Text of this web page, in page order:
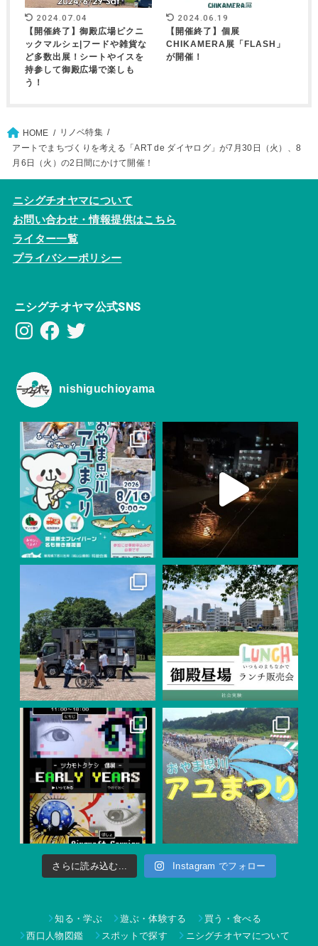
2024.07.04
【開催終了】御殿広場ピクニ
ックマルシェ|フードや雑貨な
ど多数出展！シートやイスを
持参して御殿広場で楽しも
う！
2024.06.19
【開催終了】個展
CHIKAMERA展「FLASH」
が開催！
HOME
リノベ特集
アートでまちづくりを考える「ART de ダイヤログ」が7月30日（火）、8
月6日（火）の2日間にかけて開催！
ニシグチオヤマについて
お問い合わせ・情報提供はこちら
ライター一覧
プライバシーポリシー
ニシグチオヤマ公式SNS
InstagramFacebook
Twitter
nishiguchioyama
さらに読み込む... Instagram でフォロー
知る・学ぶ 遊ぶ・体験する
買う・食べる
西口人物図鑑
スポットで探す ニシグチオヤマについて